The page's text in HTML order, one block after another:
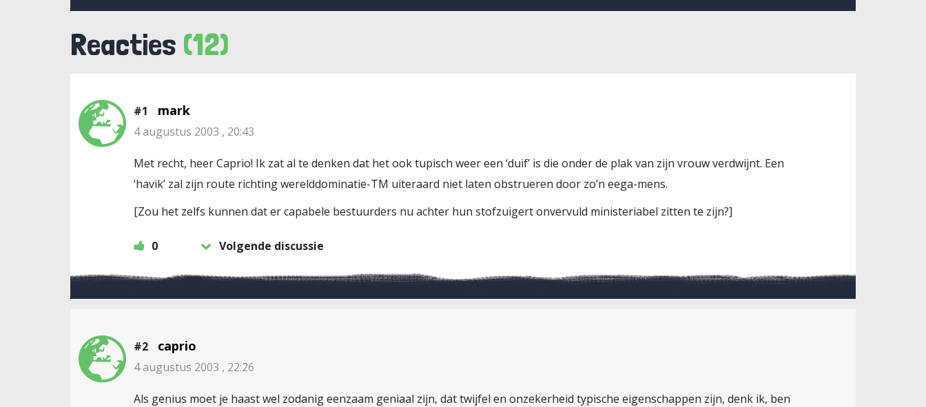
Reacties (12)
#1 mark
4 augustus 2003 , 20:43
Met recht, heer Caprio! Ik zat al te denken dat het ook tupisch weer een ‘duif’ is die onder de plak van zijn vrouw verdwijnt. Een
‘havik’ zal zijn route richting werelddominatie-TM uiteraard niet laten obstrueren door zo’n eega-mens.
[Zou het zelfs kunnen dat er capabele bestuurders nu achter hun stofzuigert onvervuld ministeriabel zitten te zijn?]
0 Volgende discussie
#2 caprio
4 augustus 2003 , 22:26
Als genius moet je haast wel zodanig eenzaam geniaal zijn, dat twijfel en onzekerheid typische eigenschappen zijn, denk ik, ben